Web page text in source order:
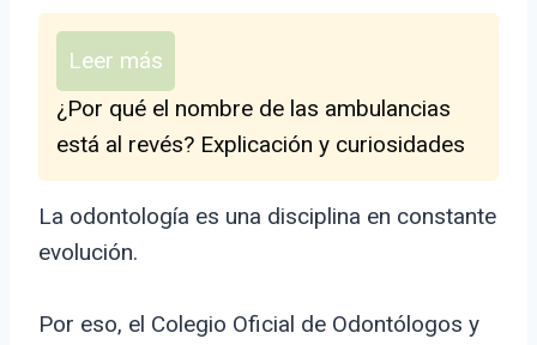
Leer más
¿Por qué el nombre de las ambulancias
está al revés? Explicación y curiosidades
La odontología es una disciplina en constante
evolución.
Por eso, el Colegio Oficial de Odontólogos y